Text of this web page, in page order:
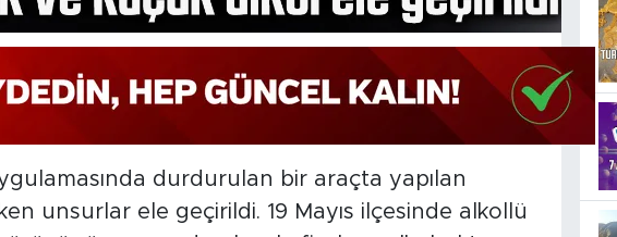
durdurulan bir araçta yapılan
unsurlar ele geçirildi. 19 Mayıs ilçesinde alkollü